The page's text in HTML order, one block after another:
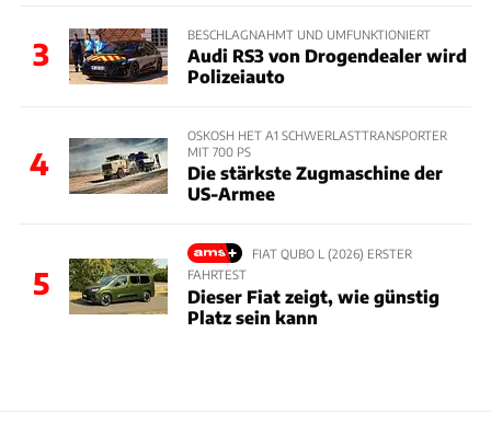
3
BESCHLAGNAHMT UND UMFUNKTIONIERT
Audi RS3 von Drogendealer wird
Polizeiauto
4
OSKOSH HET A1 SCHWERLASTTRANSPORTER
MIT 700 PS
Die stärkste Zugmaschine der
US-Armee
5
FIAT QUBO L (2026) ERSTER
FAHRTEST
Dieser Fiat zeigt, wie günstig
Platz sein kann